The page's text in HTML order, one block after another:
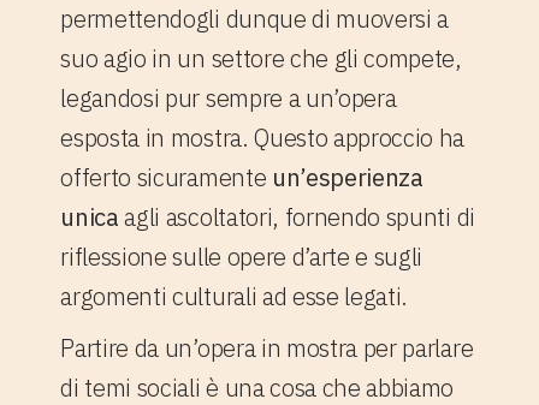
permettendogli dunque di muoversi a
suo agio in un settore che gli compete,
legandosi pur sempre a un’opera
esposta in mostra. Questo approccio ha
offerto sicuramente un’esperienza
unicaagli ascoltatori, fornendo spunti di
riflessione sulle opere d’arte e sugli
argomenti culturali ad esse legati.
Partire da un’opera in mostra per parlare
di temi sociali è una cosa che abbiamo